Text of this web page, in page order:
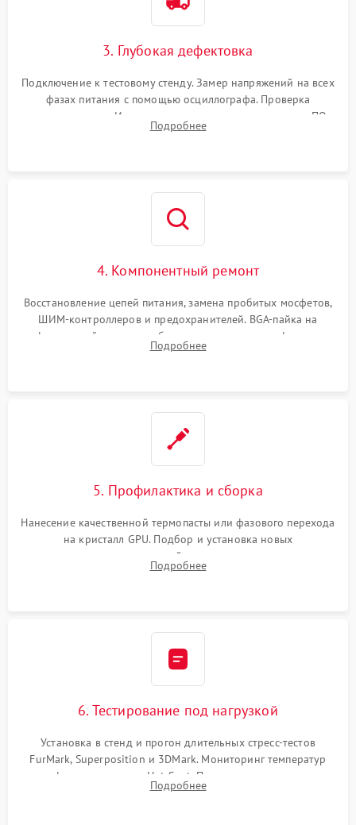
3. Глубокая дефектовка
Подключение к тестовому стенду. Замер напряжений на всех
фазах питания с помощью осциллографа. Проверка
инициализации. Использование специализированного ПО
MATS
Подробнее
4. Компонентный ремонт
Восстановление цепей питания, замена пробитых мосфетов,
ШИМ-контроллеров и предохранителей. BGA-пайка на
инфракрасной станции реболлинг или замена графического
чипа и дефектной памяти GDDR. Прошивка BIOS
Подробнее
5. Профилактика и сборка
Нанесение качественной термопасты или фазового перехода
на кристалл GPU. Подбор и установка новых
термопрокладок правильной толщины на память и цепи
питания. Монтаж радиатора и бэкплейта, подключение и
Подробнее
6. Тестирование под нагрузкой
Установка в стенд и прогон длительных стресс-тестов
FurMark, Superposition и 3DMark. Мониторинг температур
графического чипа и Hot Spot. Проверка на отсутствие
артефактов изображения, вылетов драйвера и зависаний.
Подробнее